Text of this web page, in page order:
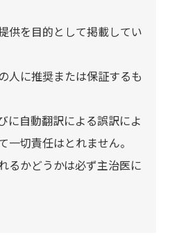
供を目的として掲載してい
人に推奨または保証するも
に自動翻訳による誤訳によ
一切責任はとれません。
るかどうかは必ず主治医に